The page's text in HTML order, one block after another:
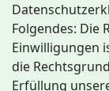
Folgendes: Die
Einwilligungen
die
Erfüllung